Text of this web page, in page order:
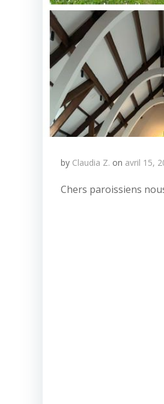
by Claudia Z. on avril 15,
Chers paroissiens